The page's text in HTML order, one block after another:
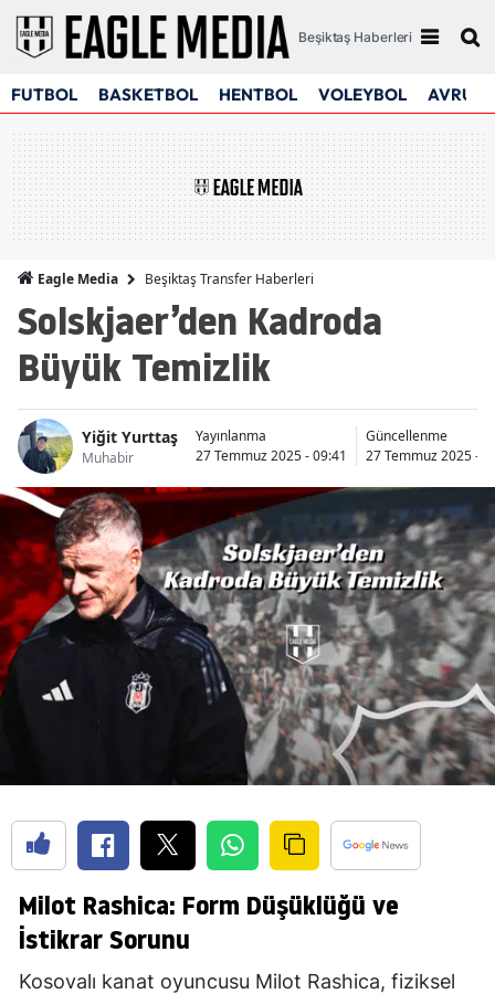
Beşiktaş Haberleri
FUTBOL BASKETBOL HENTBOL VOLEYBOL
Eagle Media Beşiktaş Transfer Haberleri
Solskjaer’den Kadroda
Büyük Temizlik
Yiğit Yurttaş
Muhabir
Yayınlanma
27 Temmuz 2025 - 09:41
Güncellenme
27 Temmuz 2025 -
Milot Rashica: Form Düşüklüğü ve
İstikrar Sorunu
Kosovalı kanat oyuncusu Milot Rashica, fiziksel